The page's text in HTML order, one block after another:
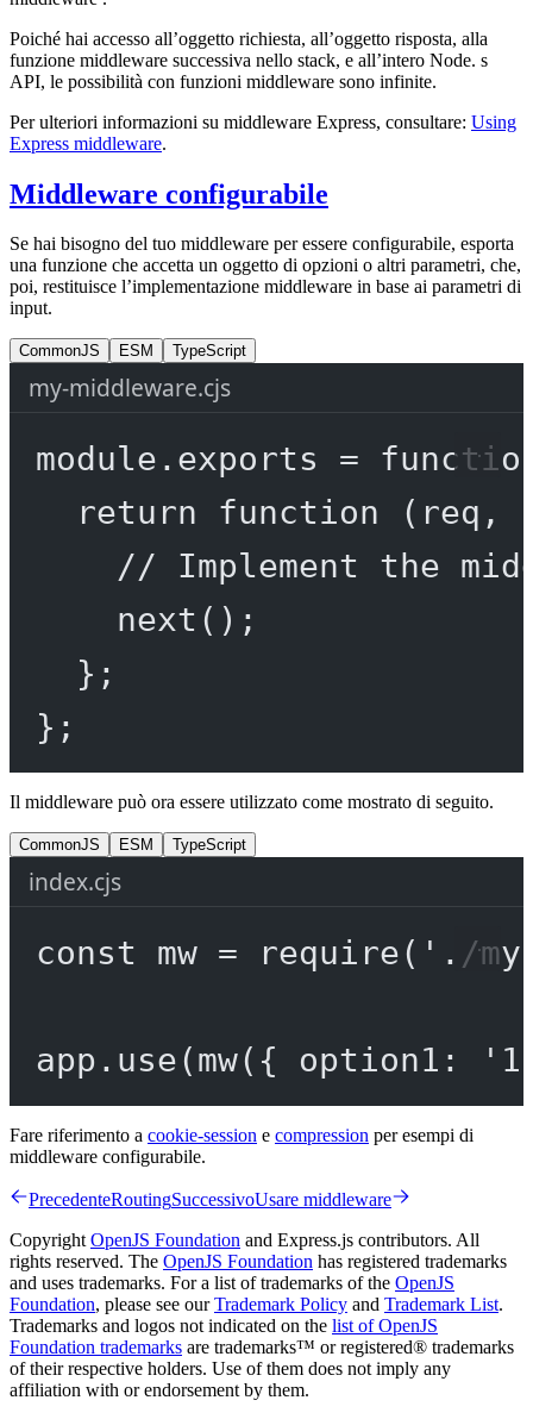
Poiché hai accesso all’oggetto richiesta, all’oggetto risposta, alla
funzione middleware successiva nello stack, e all’intero Node. s
API, le possibilità con funzioni middleware sono infinite.
Per ulteriori informazioni su middleware Express, consultare: Using
Express middleware.
Middleware configurabile
Se hai bisogno del tuo middleware per essere configurabile, esporta
una funzione che accetta un oggetto di opzioni o altri parametri, che,
poi, restituisce l’implementazione middleware in base ai parametri di
input.
CommonJS ESM TypeScript
my-middleware.cjs
module . exports =
return
function ( req ,
// Implement the
next ();
};
};
Il middleware può ora essere utilizzato come mostrato di seguito.
CommonJS ESM TypeScript
index.cjs
const mw = require( './
app. use(mw({ option1:
Fare riferimento a cookie-session e compression per esempi di
middleware configurabile.
PrecedenteRoutingSuccessivoUsare middleware
CopyrightOpenJS Foundation and Express.js contributors. All
rights reserved. The OpenJS Foundation has registered trademarks
and uses trademarks. For a list of trademarks of the OpenJS
Foundation, please see ourTrademark Policy and Trademark List.
Trademarks and logos not indicated on the list of OpenJS
Foundation trademarks are trademarks™ or registered® trademarks
of their respective holders. Use of them does not imply any
affiliation with or endorsement by them.